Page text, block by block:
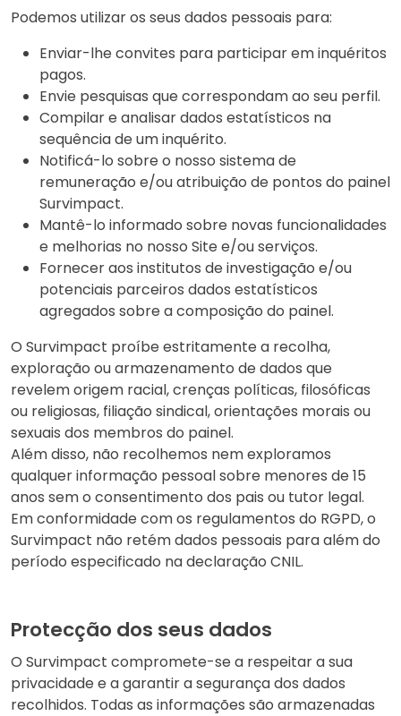
Podemos utilizar os seus dados pessoais para:
Enviar-lhe convites para participar em inquéritos
pagos.
Envie pesquisas que correspondam ao seu perfil.
Compilar e analisar dados estatísticos na
sequência de um inquérito.
Notificá-lo sobre o nosso sistema de
remuneração e/ou atribuição de pontos do painel
Survimpact.
Mantê-lo informado sobre novas funcionalidades
e melhorias no nosso Site e/ou serviços.
Fornecer aos institutos de investigação e/ou
potenciais parceiros dados estatísticos
agregados sobre a composição do painel.
O Survimpact proíbe estritamente a recolha,
exploração ou armazenamento de dados que
revelem origem racial, crenças políticas, filosóficas
ou religiosas, filiação sindical, orientações morais ou
sexuais dos membros do painel.
Além disso, não recolhemos nem exploramos
qualquer informação pessoal sobre menores de 15
anos sem o consentimento dos pais ou tutor legal.
Em conformidade com os regulamentos do RGPD, o
Survimpact não retém dados pessoais para além do
período especificado na declaração CNIL.
Protecção dos seus dados
O Survimpact compromete-se a respeitar a sua
privacidade e a garantir a segurança dos dados
recolhidos. Todas as informações são armazenadas